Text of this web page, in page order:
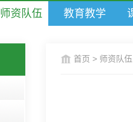
师资队伍 教育教学
首页 > 师资队伍